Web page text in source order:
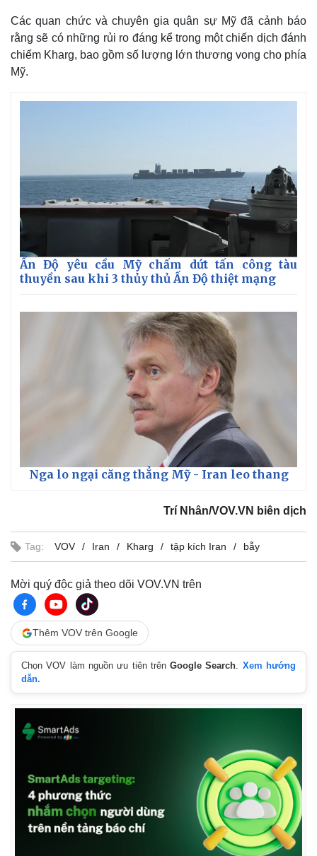
Video
Ảnh
E-Magazine
Infographic
Các quan chức và chuyên gia quân sự Mỹ đã cảnh báo
rằng sẽ có những rủi ro đáng kể trong một chiến dịch đánh
chiếm Kharg, bao gồm số lượng lớn thương vong cho phía
Mỹ.
Ấn Độ yêu cầu Mỹ chấm dứt tấn công tàu
thuyền sau khi 3 thủy thủ Ấn Độ thiệt mạng
Nga lo ngại căng thẳng Mỹ - Iran leo thang
Trí Nhân/VOV.VN biên dịch
Tag: VOV Iran Kharg tập kích Iran bẫy
Mời quý độc giả theo dõi VOV.VN trên
Thêm VOV trên Google
Chọn VOV làm nguồn ưu tiên trênGoogle Search. Xem hướng
dẫn.